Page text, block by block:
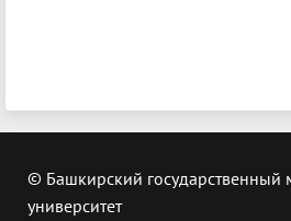
© Башкирский государственный
университет